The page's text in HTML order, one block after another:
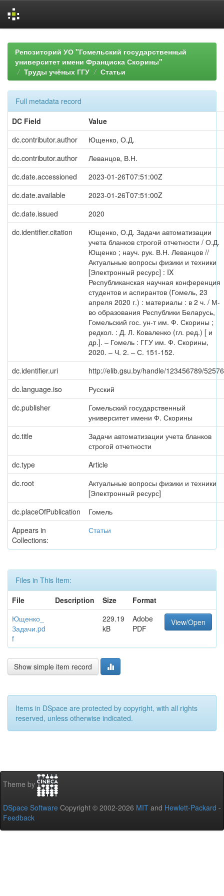
navigationРепозиторий УО "Гомельский государственный
университет имени Франциска Скорины"
Труды учёных ГГУ
Статьи
Full metadata record
DC Field
Value
dc.contributor.author
Ющенко, О.Д.
dc.contributor.author
Леванцов, В.Н.
dc.date.accessioned
2023-01-26T07:51:00Z
dc.date.available
2023-01-26T07:51:00Z
dc.date.issued
2020
dc.identifier.citation
Ющенко, О.Д. Задачи автоматизации
учета бланков строгой отчетности / О.Д.
Ющенко ; науч. рук. В.Н. Леванцов //
Актуальные вопросы физики и техники
[Электронный ресурс] : IX
Республиканская научная конференция
студентов и аспирантов (Гомель, 23
апреля 2020 г.) : материалы : в 2 ч. / М-
во образования Республики Беларусь,
Гомельский гос. ун-т им. Ф. Скорины ;
редкол. : Д. Л. Коваленко (гл. ред.) [ и
др.]. – Гомель : ГГУ им. Ф. Скорины,
2020. – Ч. 2. – С. 151-152.
dc.identifier.uri
http://elib.gsu.by/handle/123456789/52576
dc.language.iso
Русский
dc.publisher
Гомельский государственный
университет имени Ф. Скорины
dc.title
Задачи автоматизации учета бланков
строгой отчетности
dc.type
Article
dc.root
Актуальные вопросы физики и техники
[Электронный ресурс]
dc.placeOfPublication
Гомель
Appears in
Collections:
Статьи
Files in This Item:
File
Description Size
Format
Ющенко_
Задачи.pd
f
229.19
kB
Adobe
PDF
View/Open
Show simple item record
Items in DSpace are protected by copyright, with all rights
reserved, unless otherwise indicated.
Theme by
DSpace Software Copyright © 2002-2026 MIT and Hewlett-Packard -
Feedback